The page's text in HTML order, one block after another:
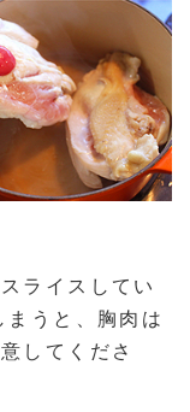
ライスしてい
うと、胸肉は
してくださ